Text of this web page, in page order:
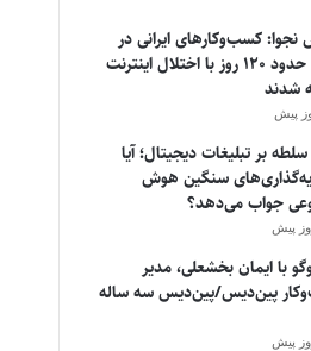
نجوا: کسب‌وکارهای ایرانی در
۱۴۰۴ حدود ۱۲۰ روز با اختلال اینترنت
شدند
بر تبلیغات دیجیتال؛ آیا
سنگین هوش
جواب می‌دهد؟
با ایمان بخشعلی، مدیر
پین‌دیس/پین‌دیس سه ساله